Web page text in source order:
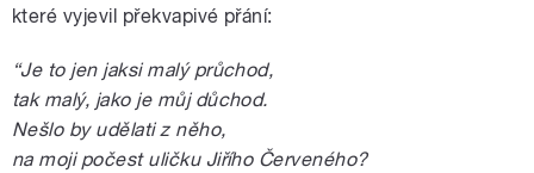
které vyjevil překvapivé přání:
“Je to jen jaksi malý průchod,
tak malý, jako je můj důchod.
Nešlo by udělati z něho,
na moji počest uličku Jiřího Červeného?